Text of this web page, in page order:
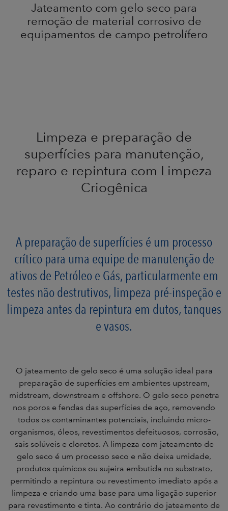
Jateamento com gelo seco para
remoção de material corrosivo de
equipamentos de campo petrolífero
Limpeza e preparação de
superfícies para manutenção,
reparo e repintura com Limpeza
Criogênica
A preparação de superfícies é um processo
crítico para uma equipe de manutenção de
ativos de Petróleo e Gás, particularmente em
testes não destrutivos, limpeza pré-inspeção e
limpeza antes da repintura em dutos, tanques
e vasos.
O jateamento de gelo seco é uma solução ideal para
preparação de superfícies em ambientes upstream,
midstream, downstream e offshore. O gelo seco penetra
nos poros e fendas das superfícies de aço, removendo
todos os contaminantes potenciais, incluindo micro-
organismos, óleos, revestimentos defeituosos, corrosão,
sais solúveis e cloretos. A limpeza com jateamento de
gelo seco é um processo seco e não deixa umidade,
produtos químicos ou sujeira embutida no substrato,
permitindo a repintura ou revestimento imediato após a
limpeza e criando uma base para uma ligação superior
para revestimento e tinta. Ao contrário do jateamento de